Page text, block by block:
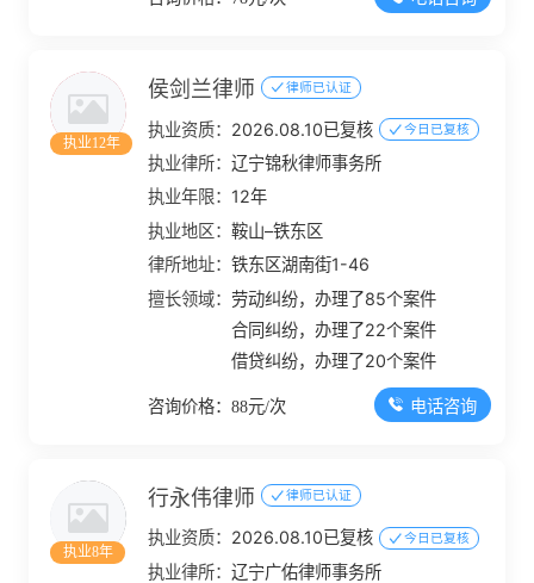
执业12年
侯剑兰律师 律师已认证
执业资质： 2026.08.10已复核 今日已复核
执业律所：辽宁锦秋律师事务所
执业年限： 12年
执业地区：鞍山–铁东区
律所地址：铁东区湖南街1-46
擅长领域：劳动纠纷，办理了85个案件
合同纠纷，办理了22个案件
借贷纠纷，办理了20个案件
咨询价格：88元/次 电话咨询
执业8年
行永伟律师 律师已认证
执业资质： 2026.08.10已复核 今日已复核
执业律所：辽宁广佑律师事务所